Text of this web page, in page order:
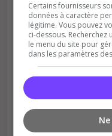
Certains
Certains fournisseurs
données à caractère
légitime. Vous pouvez
ci-dessous.
le menu du site pour
dans les paramètres